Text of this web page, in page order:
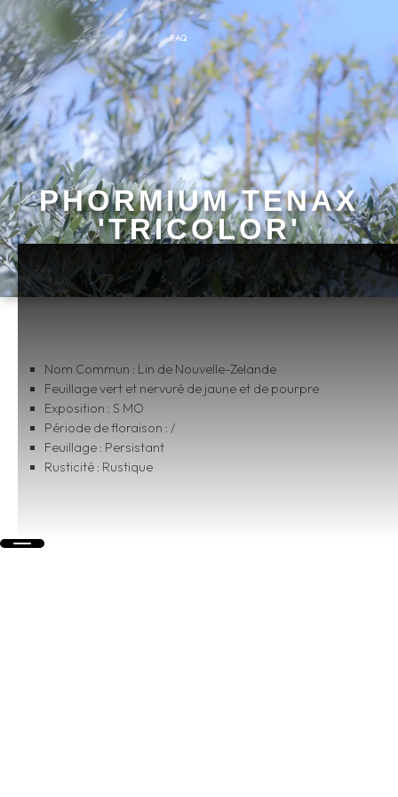
FAQ
PHORMIUM TENAX
'TRICOLOR'
Nom Commun : Lin de Nouvelle-Zelande
Feuillage vert et nervuré de jaune et de pourpre
Exposition : S MO
Période de floraison : /
Feuillage : Persistant
Rusticité : Rustique